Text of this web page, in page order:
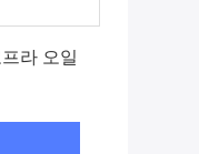
라 오일